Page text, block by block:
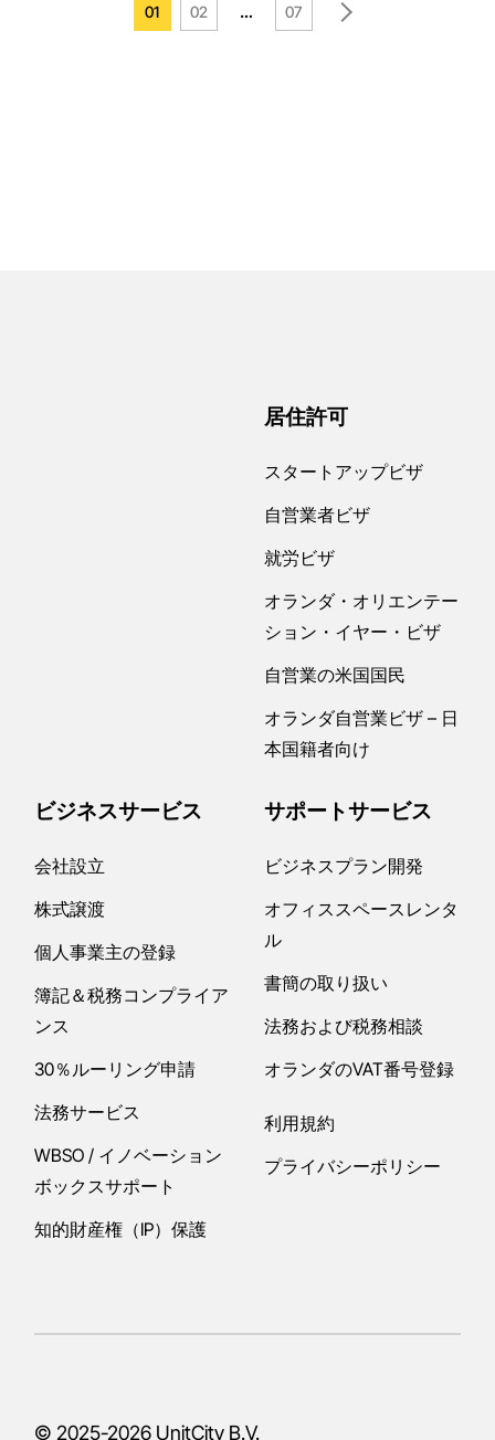
01 02 … 07
居住許可
スタートアップビザ
自営業者ビザ
就労ビザ
オランダ・オリエンテー
ション・イヤー・ビザ
自営業の米国国民
オランダ自営業ビザ – 日
本国籍者向け
ビジネスサービス
会社設立
株式譲渡
個人事業主の登録
簿記＆税務コンプライア
ンス
30％ルーリング申請
法務サービス
WBSO / イノベーション
ボックスサポート
知的財産権（IP）保護
サポートサービス
ビジネスプラン開発
オフィススペースレンタ
ル
書簡の取り扱い
法務および税務相談
オランダのVAT番号登録
利用規約
プライバシーポリシー
© 2025-2026 UnitCity B.V.